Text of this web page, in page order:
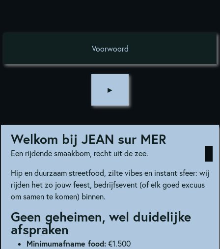
Voorwoord
►
Welkom bij JEAN sur MER
Een rijdende smaakbom, recht uit de zee.
Hip en duurzaam streetfood, zilte vibes en instant sfeer: wij
rijden het zo jouw feest, bedrijfsevent (of elk goed excuus
om samen te komen) binnen.
Geen geheimen, wel duidelijke
afspraken
Minimumafname food: €1.500